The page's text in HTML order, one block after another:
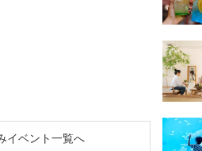
イベント一覧へ